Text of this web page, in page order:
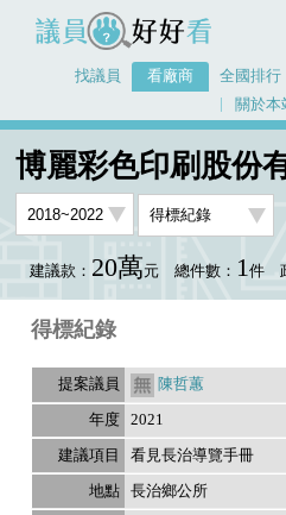
議員好好看
找議員 看廠商 全國排行
關於本
博麗彩色印刷股份
建議款： 20萬元 總件數： 1件
得標紀錄
陳哲蕙
2021
看見長治導覽手冊
長治鄉公所